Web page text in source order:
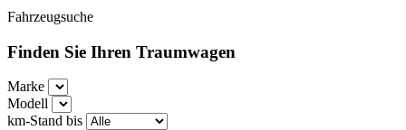
Fahrzeugsuche
Finden Sie Ihren Traumwagen
Marke
Modell
km-Stand bis